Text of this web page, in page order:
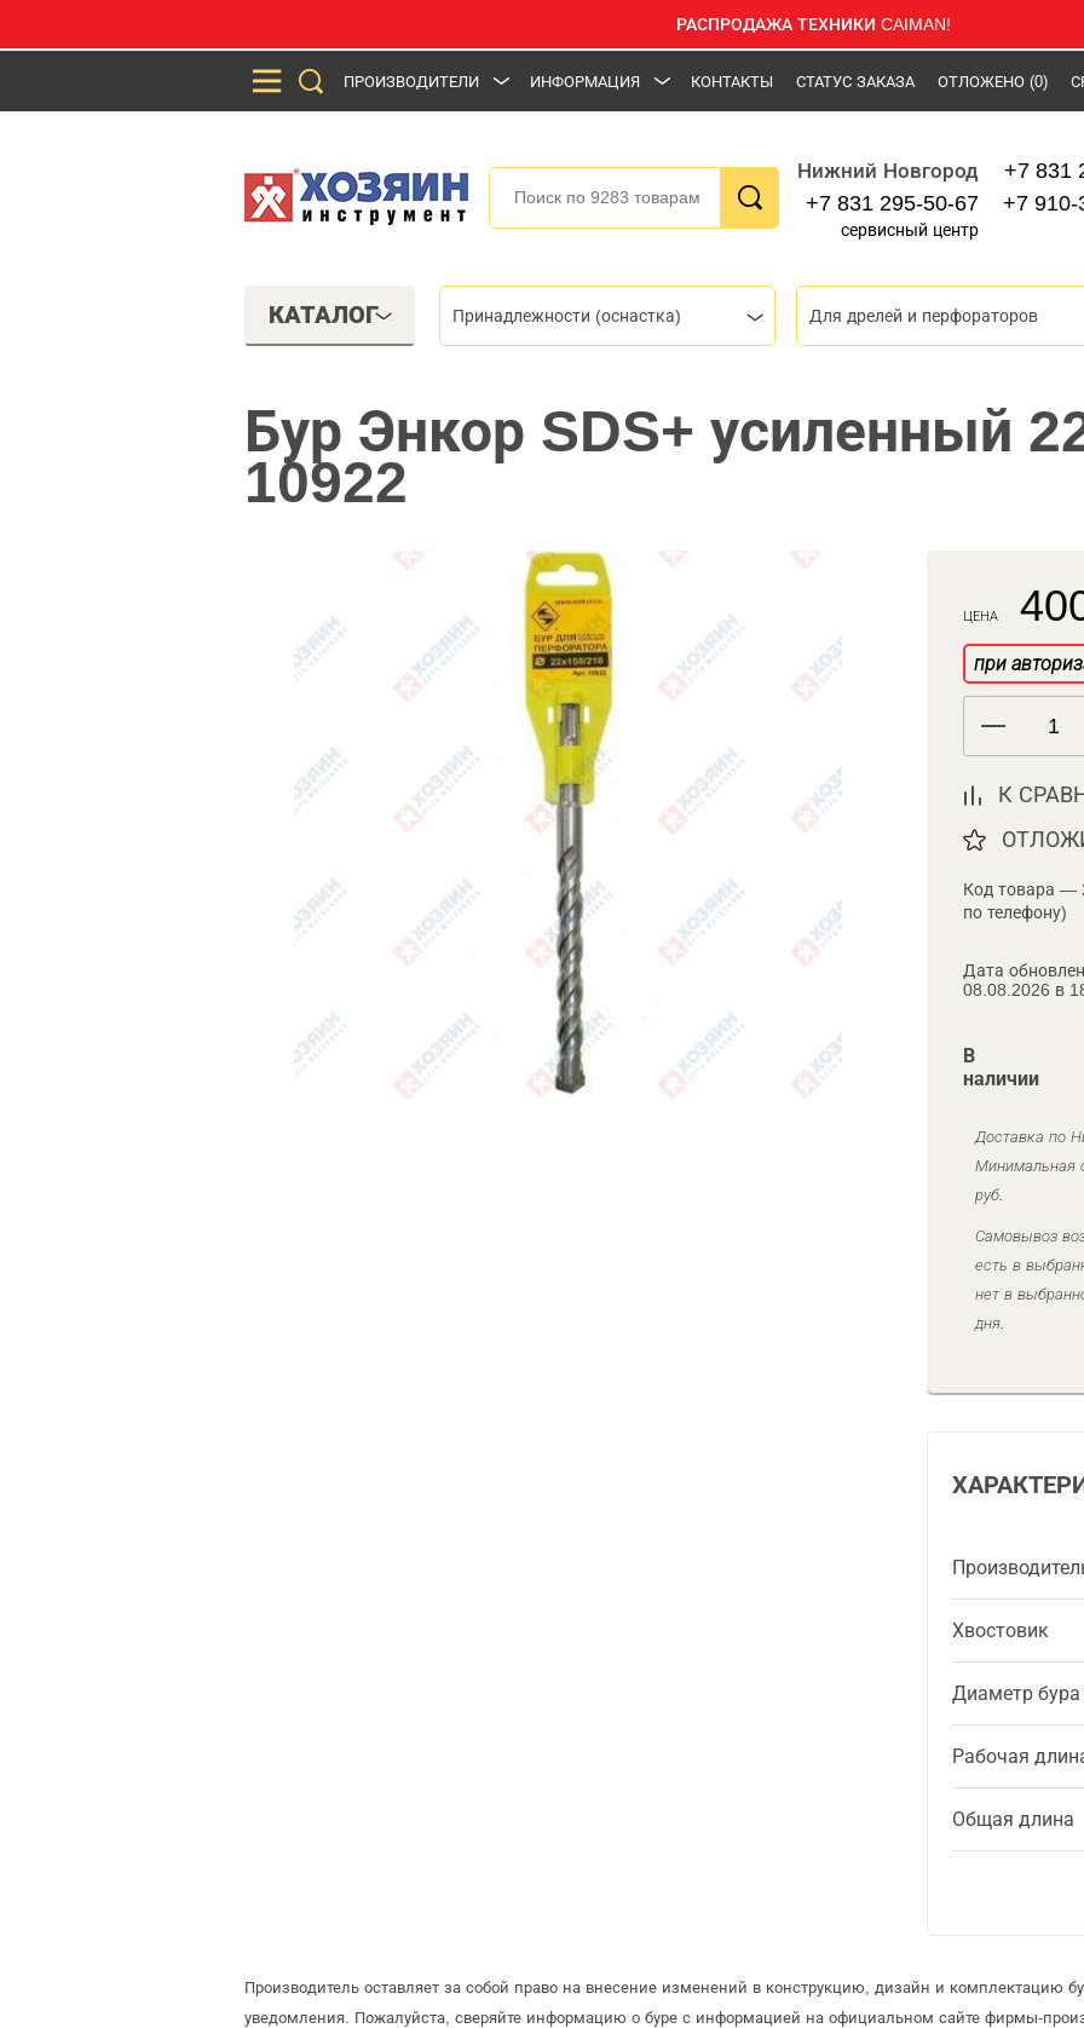
РАСПРОДАЖА ТЕХНИКИ CAIMAN!
ПРОИЗВОДИТЕЛИ ИНФОРМАЦИЯ КОНТАКТЫ СТАТУС ЗАКАЗА ОТЛОЖЕНО (0)
Нижний Новгород
+7 831 295-50-67
сервисный центр
+7 831
+7 910-
КАТАЛОГ Принадлежности (оснастка) Для дрелей и перфораторов
Бур Энкор SDS+ усиленный
10922
ЦЕНА
при
К
Код товара —
по телефону)
Дата
08.08.2026 в
В
наличии
Доставка по
Минимальная
руб.
Самовывоз
есть в
нет в
дня.
Хвостовик
Диаметр бура
Рабочая
Общая длина
Производитель оставляет за собой право на внесение изменений в конструкцию, дизайн и комплектацию
уведомления. Пожалуйста, сверяйте информацию о буре с информацией на официальном сайте фирмы-